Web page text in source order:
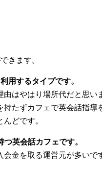
きます。
用するタイプです。
はやはり場所代だと思い
たずカフェで英会話指導
どです。
英会話カフェです。
金を取る運営元が多いで